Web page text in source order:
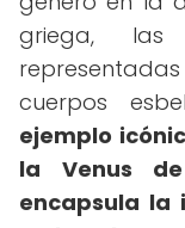
griega, las
cuerpos
ejemplo
la Venus
encapsula la